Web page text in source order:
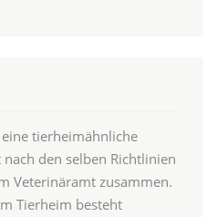
tierheimähnliche
den selben Richtlinien
Veterinäramt zusammen.
Tierheim besteht